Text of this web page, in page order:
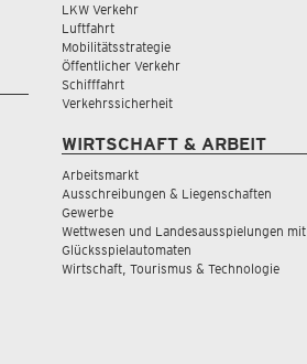
LKW Verkehr
Luftfahrt
Mobilitätsstrategie
Öffentlicher Verkehr
Schifffahrt
Verkehrssicherheit
WIRTSCHAFT & ARBEIT
Arbeitsmarkt
Ausschreibungen & Liegenschaften
Gewerbe
Wettwesen und Landesausspielungen mit
Glücksspielautomaten
Wirtschaft, Tourismus & Technologie